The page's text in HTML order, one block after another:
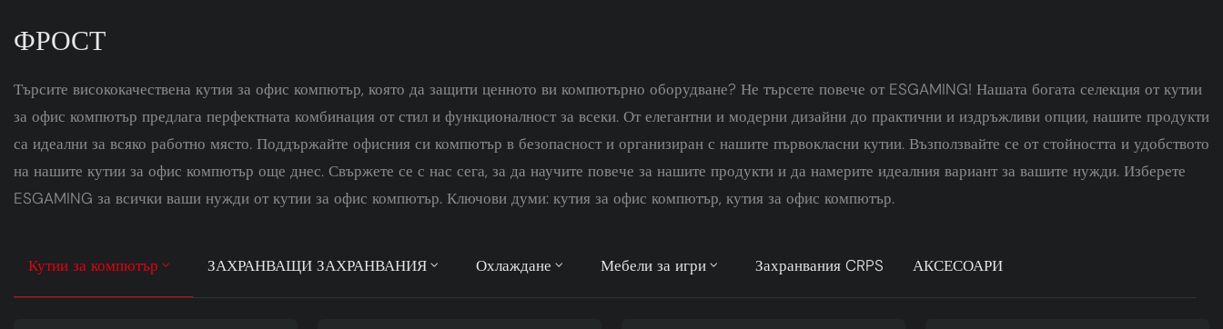
ФРОСТ
Търсите висококачествена кутия за офис компютър, която да защити ценното ви компютърно оборудване? Не търсете повече от ESGAMING! Нашата богата селекция от кутии
за офис компютър предлага перфектната комбинация от стил и функционалност за всеки. От елегантни и модерни дизайни до практични и издръжливи опции, нашите продукти
са идеални за всяко работно място. Поддържайте офисния си компютър в безопасност и организиран с нашите първокласни кутии. Възползвайте се от стойността и удобството
на нашите кутии за офис компютър още днес. Свържете се с нас сега, за да научите повече за нашите продукти и да намерите идеалния вариант за вашите нужди. Изберете
ESGAMING за всички ваши нужди от кутии за офис компютър. Ключови думи: кутия за офис компютър, кутия за офис компютър.
Кутии за компютър ЗАХРАНВАЩИ ЗАХРАНВАНИЯ Охлаждане Мебели за игри Захранвания CRPS АКСЕСОАРИ
НУЛА ФРОСТ КРИЛО ЛУМИЯ СЪЩНОСТ
80 ПЛЮС ЗЛАТО 80 ПЛЮС БРОНЗ 80 PLUS ПЛАТИНА
Течни охладители за процесори ВЪЗДУШНИ ОХЛАДИТЕЛИ ЗА ПРОЦЕСОРИ Вентилатори за корпуса
ГЕЙМЪРСКИ БЮРА